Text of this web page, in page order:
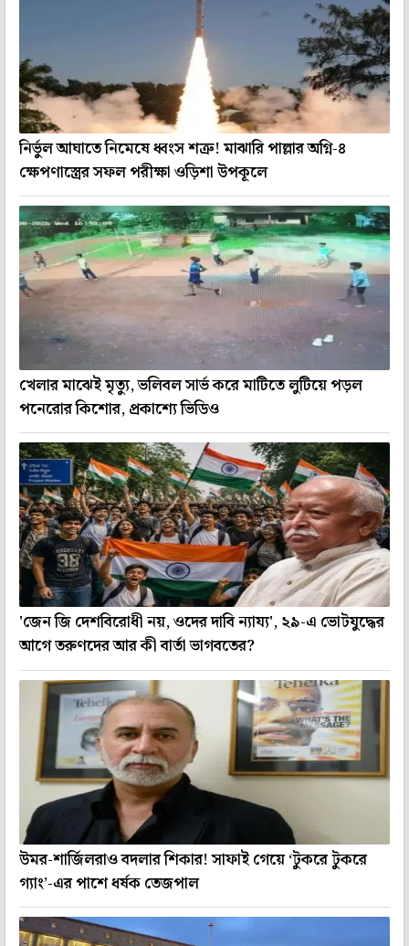
নির্ভুল আঘাতে নিমেষে ধ্বংস শত্রু! মাঝারি পাল্লার অগ্নি-৪
ক্ষেপণাস্ত্রের সফল পরীক্ষা ওড়িশা উপকূলে
খেলার মাঝেই মৃত্যু, ভলিবল সার্ভ করে মাটিতে লুটিয়ে পড়ল
পনেরোর কিশোর, প্রকাশ্যে ভিডিও
'জেন জি দেশবিরোধী নয়, ওদের দাবি ন্যায্য', ২৯-এ ভোটযুদ্ধের
আগে তরুণদের আর কী বার্তা ভাগবতের?
উমর-শার্জিলরাও বদলার শিকার! সাফাই গেয়ে ‘টুকরে টুকরে
গ্যাং’-এর পাশে ধর্ষক তেজপাল